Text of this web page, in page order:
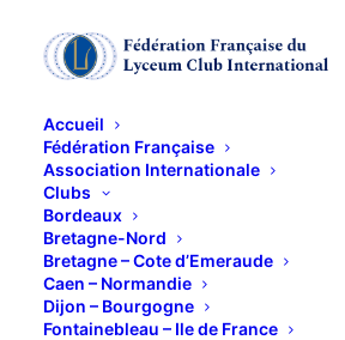
Accueil
Fédération Française
Association Internationale
Clubs
Bordeaux
Bretagne-Nord
Bretagne – Cote d’Emeraude
Caen – Normandie
Dijon – Bourgogne
Fontainebleau – Ile de France
l'hellébore
4 MAI 2021